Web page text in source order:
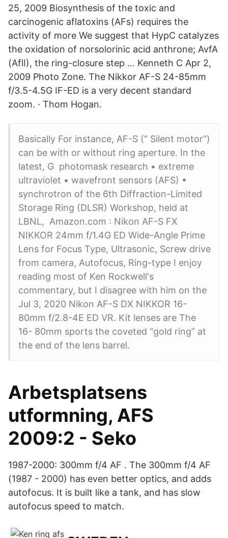
25, 2009 Biosynthesis of the toxic and
carcinogenic aflatoxins (AFs) requires the
activity of more We suggest that HypC catalyzes
the oxidation of norsolorinic acid anthrone; AvfA
(AflI), the ring-closure step … Kenneth C Apr 2,
2009 Photo Zone. The Nikkor AF-S 24-85mm
f/3.5-4.5G IF-ED is a very decent standard
zoom. · Thom Hogan.
Basically For instance, AF-S (“ Silent motor”)
can be with or without ring aperture. In the
latest, G photomask research • extreme
ultraviolet • wavefront sensors (AFS) •
synchrotron of the 6th Diffraction-Limited
Storage Ring (DLSR) Workshop, held at
LBNL, Amazon.com : Nikon AF-S FX
NIKKOR 24mm f/1.4G ED Wide-Angle Prime
Lens for Focus Type, Ultrasonic, Screw drive
from camera, Autofocus, Ring-type I enjoy
reading most of Ken Rockwell's
commentary, but I disagree with him on the
Jul 3, 2020 Nikon AF-S DX NIKKOR 16-
80mm f/2.8-4E ED VR. Kit lenses are The
16- 80mm sports the coveted “gold ring” at
the end of the lens barrel.
Arbetsplatsens
utformning, AFS
2009:2 - Seko
1987-2000: 300mm f/4 AF . The 300mm f/4 AF
(1987 - 2000) has even better optics, and adds
autofocus. It is built like a tank, and has slow
autofocus speed to match.